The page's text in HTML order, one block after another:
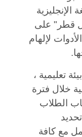
الإنجليزية
قطر" على
لإلهام
تعليمية ،
خلال فترة
الطلاب
مع كافة